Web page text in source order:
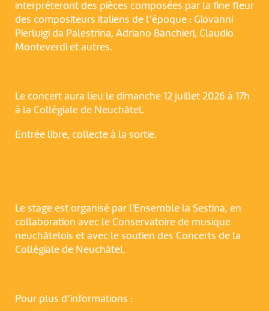
interpréteront des pièces composées par la fine fleur
des compositeurs italiens de l’époque : Giovanni
Pierluigi da Palestrina, Adriano Banchieri, Claudio
Monteverdi et autres.
Le concert aura lieu le dimanche 12 juillet 2026 à 17h
à la Collégiale de Neuchâtel.
Entrée libre, collecte à la sortie.
Le stage est organisé par l'Ensemble la Sestina, en
collaboration avec le Conservatoire de musique
neuchâtelois et avec le soutien des Concerts de la
Collégiale de Neuchâtel.
Pour plus d’informations :